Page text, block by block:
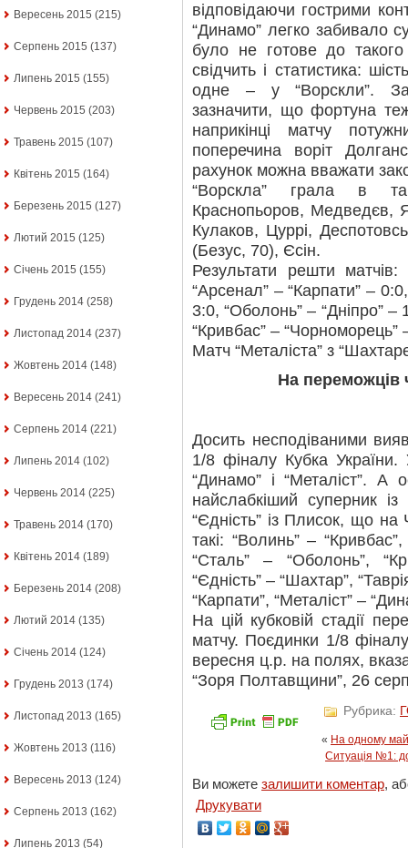
Вересень 2015 (215)
Серпень 2015 (137)
Липень 2015 (155)
Червень 2015 (203)
Травень 2015 (107)
Квітень 2015 (164)
Березень 2015 (127)
Лютий 2015 (125)
Січень 2015 (155)
Грудень 2014 (258)
Листопад 2014 (237)
Жовтень 2014 (148)
Вересень 2014 (241)
Серпень 2014 (221)
Липень 2014 (102)
Червень 2014 (225)
Травень 2014 (170)
Квітень 2014 (189)
Березень 2014 (208)
Лютий 2014 (135)
Січень 2014 (124)
Грудень 2013 (174)
Листопад 2013 (165)
Жовтень 2013 (116)
Вересень 2013 (124)
Серпень 2013 (162)
Липень 2013 (54)
відповідаючи гострими
“Динамо” легко забивало
було не готове до
свідчить і статистика:
одне – у “Ворскли”.
зазначити, що фортуна
наприкінці матчу
поперечина воріт
рахунок можна вважати
“Ворскла” грала в
Краснопьоров, Медведєв,
Кулаков, Цуррі,
(Безус, 70), Єсін.
Результати решти матчів:
“Арсенал” – “Карпати” –
3:0, “Оболонь” – “Дніпро” –
“Кривбас” – “Чорноморець”
Матч “Металіста” з
На переможців
Досить несподіваними
1/8 фіналу Кубка України.
“Динамо” і “Металіст”. А
найслабкіший суперник
“Єдність” із Плисок, що
такі: “Волинь” – “Кривбас”,
“Сталь” – “Оболонь”,
“Єдність” – “Шахтар”,
“Карпати”, “Металіст” –
На цій кубковій стадії
матчу. Поєдинки 1/8
вересня ц.р. на полях,
“Зоря Полтавщини”, 26
Рубрика:
« На одному
Ситуація №1:
Ви можете залишити коментар,
Друкувати